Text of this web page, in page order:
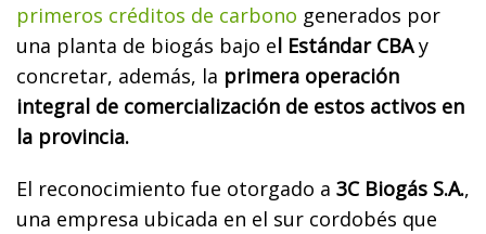
primeros créditos de carbono generados por
una planta de biogás bajo el Estándar CBAy
concretar, además, la primera operación
integral de comercialización de estos activos en
la provincia.
El reconocimiento fue otorgado a 3C Biogás S.A.,
una empresa ubicada en el sur cordobés que